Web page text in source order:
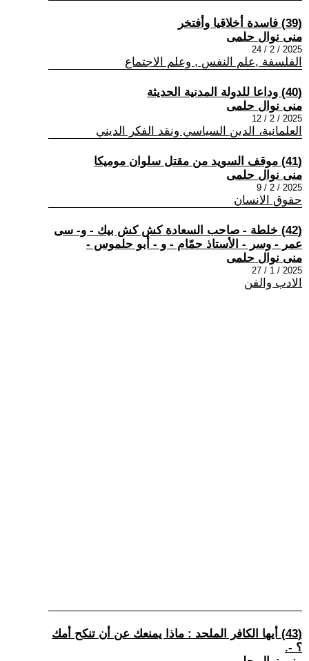
(39) فاسدة أخلاقيا وأفتخر
منى نوال حلمى
2025 / 2 / 24
الفلسفة ,علم النفس , وعلم الاجتماع
(40) وداعا للدولة المدنية الحديثة
منى نوال حلمى
2025 / 2 / 12
العلمانية، الدين السياسي ونقد الفكر الديني
(41) موقف السويد من مقتل سلوان موميكا
منى نوال حلمى
2025 / 2 / 9
حقوق الانسان
(42) خلطة - صاحب السعادة كش كش بيك - و- سى
عمر - وسر - الأستاذ حمّام - و - أبو حلموس -
منى نوال حلمى
2025 / 1 / 27
الادب والفن
(43) أيها الكافر الملحد : ماذا يمنعك عن أن تنكح أمك
؟ -.